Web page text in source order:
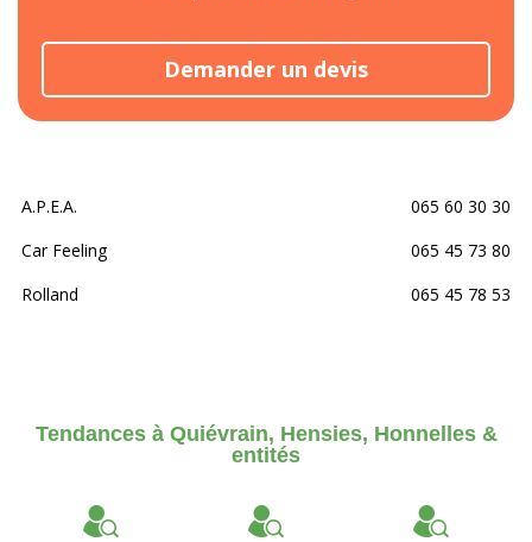
Demander un devis
A.P.E.A.
065 60 30 30
Car Feeling
065 45 73 80
Rolland
065 45 78 53
Tendances à Quiévrain, Hensies, Honnelles &
entités